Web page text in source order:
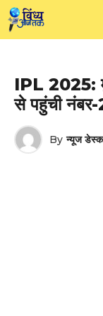
Skip
to
IPL 2025:
से पहुंची
By न्यूज डेस्क